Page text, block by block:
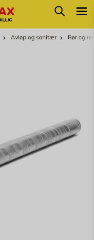
Søk
Avløp og sanitær Rør og